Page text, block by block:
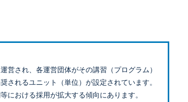
され、各運営団体がその講習（プログラム）
れるユニット（単位）が設定されています。
おける採用が拡大する傾向にあります。